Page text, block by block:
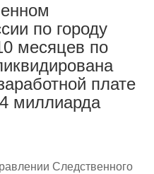
по городу
месяцев по
плате
миллиарда
Следственного